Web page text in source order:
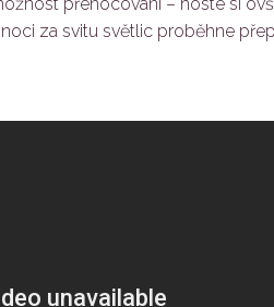
za svitu světlic proběhne